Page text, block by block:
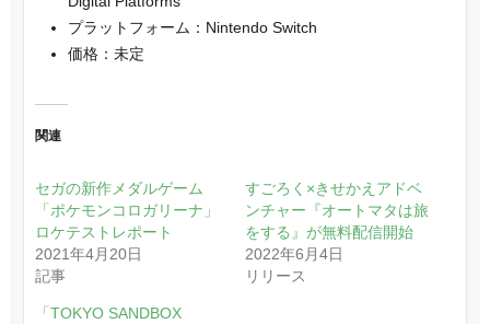
プラットフォーム：Nintendo Switch
価格：未定
関連
セガの新作メダルゲーム
「ポケモンコロガリーナ」
ロケテストレポート
2021年4月20日
記事
すごろく×きせかえアドベ
ンチャー『オートマタは旅
をする』が無料配信開始
2022年6月4日
リリース
「TOKYO SANDBOX